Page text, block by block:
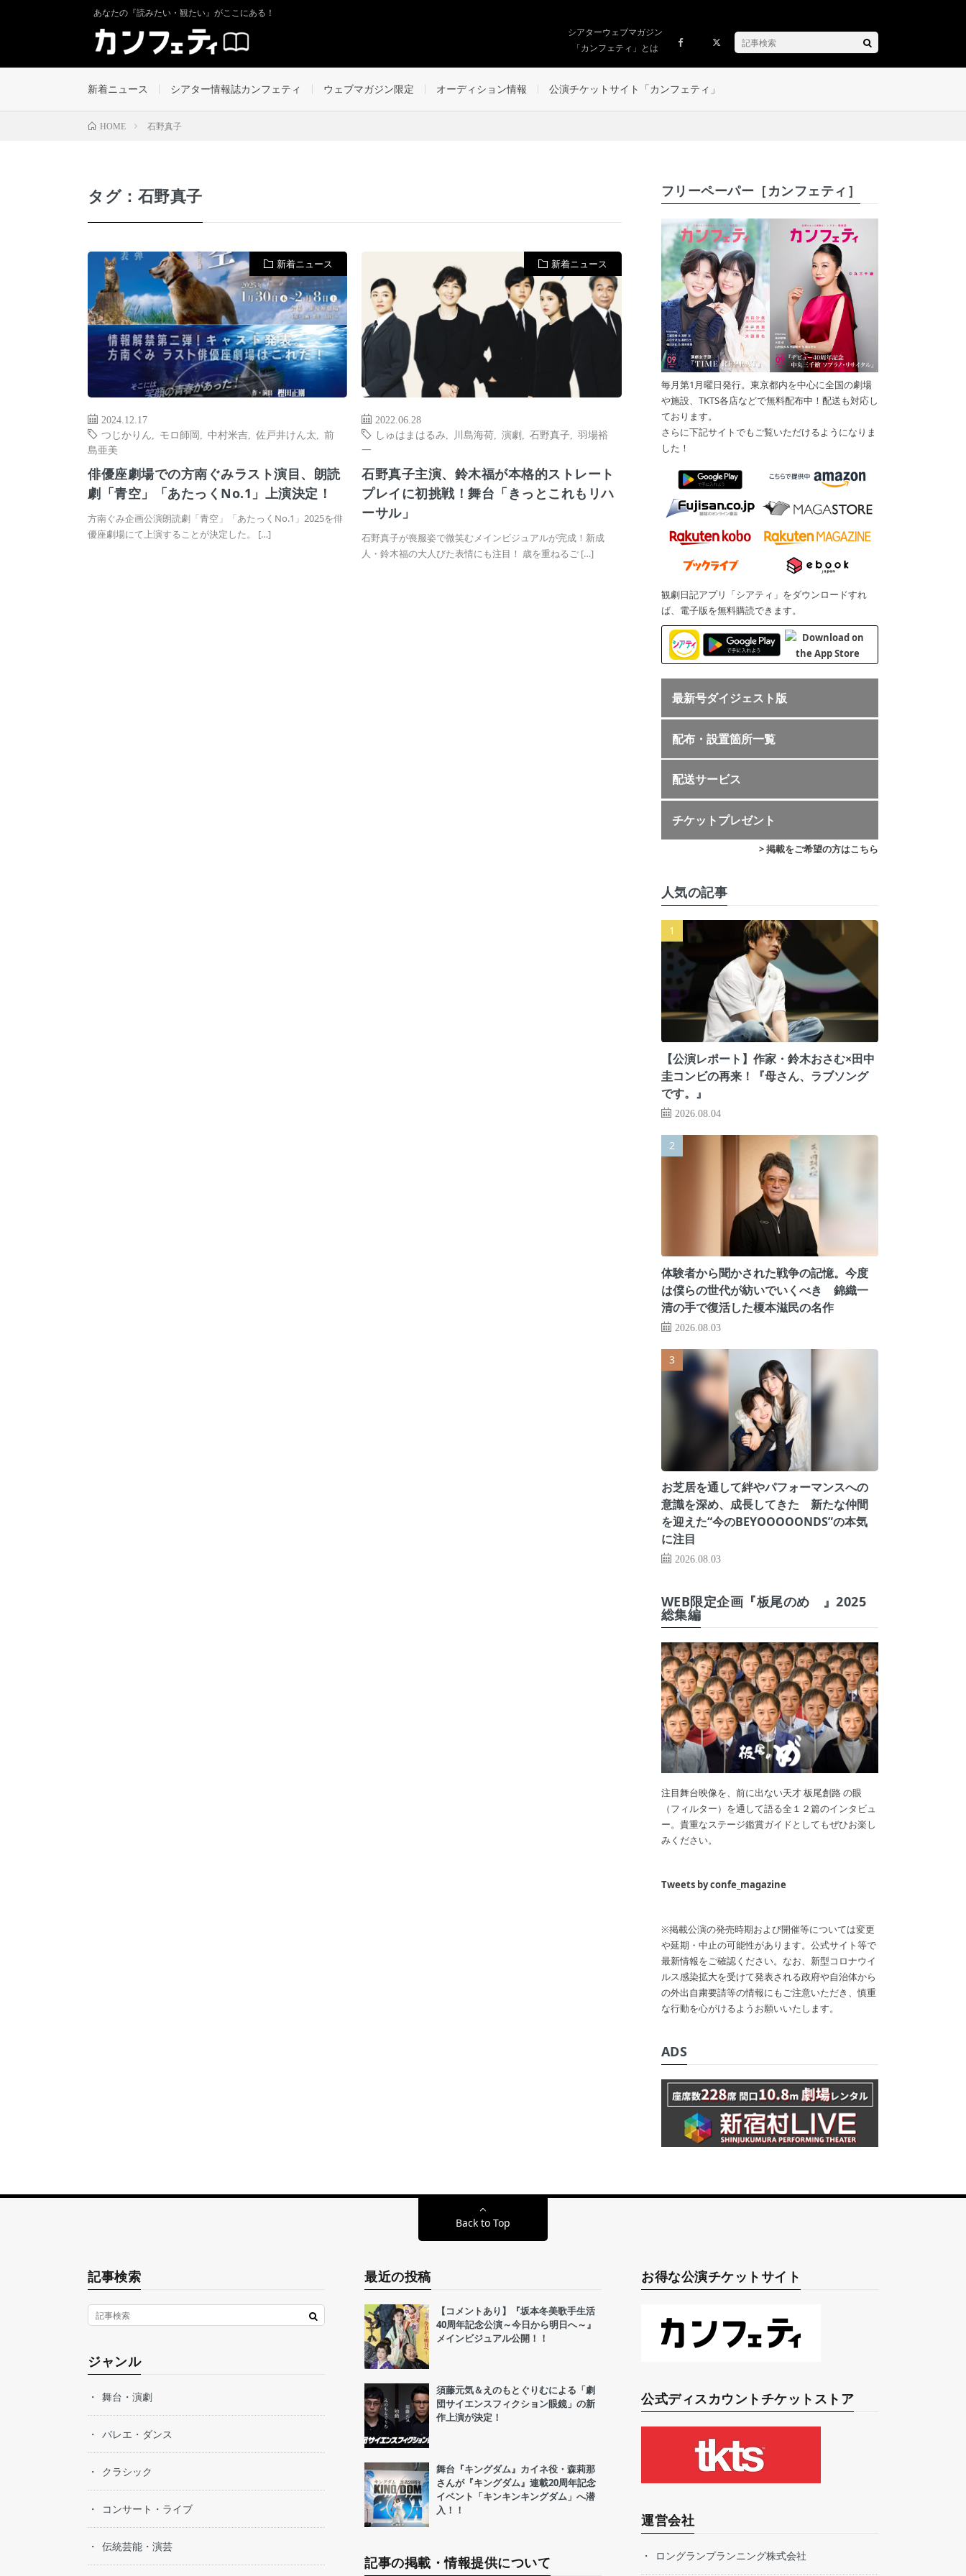
あなたの『読みたい・観たい』がここにある！
シアターウェブマガジン
「カンフェティ」とは
新着ニュース シアター情報誌カンフェティ ウェブマガジン限定 オーディション情報 公演チケットサイト「カンフェティ」
HOME 石野真子
タグ：石野真子
新着ニュース
2024.12.17
つじかりん
モロ師岡 中村米吉 佐戸井けん太
前
島亜美
俳優座劇場での方南ぐみラスト演目、朗読
劇「青空」「あたっくNo.1」上演決定！
方南ぐみ企画公演朗読劇「青空」「あたっくNo.1」2025を俳
優座劇場にて上演することが決定した。 […]
新着ニュース
2022.06.28
しゅはまはるみ
川島海荷 ,演劇 ,石野真子 ,羽場裕
一
石野真子主演、鈴木福が本格的ストレート
プレイに初挑戦！舞台「きっとこれもリハ
ーサル」
石野真子が喪服姿で微笑むメインビジュアルが完成！新成
人・鈴木福の大人びた表情にも注目！ 歳を重ねるご […]
フリーペーパー［カンフェティ］
毎月第1月曜日発行。東京都内を中心に全国の劇場
や施設、TKTS各店などで無料配布中！配送も対応し
ております。
さらに下記サイトでもご覧いただけるようになりま
した！
観劇日記アプリ「シアティ」をダウンロードすれ
ば、電子版を無料購読できます。
最新号ダイジェスト版
配布・設置箇所一覧
配送サービス
チケットプレゼント
> 掲載をご希望の方はこちら
人気の記事
【公演レポート】作家・鈴木おさむ×田中
圭コンビの再来！『母さん、ラブソング
です。』
2026.08.04
体験者から聞かされた戦争の記憶。今度
は僕らの世代が紡いでいくべき 錦織一
清の手で復活した榎本滋民の名作
2026.08.03
お芝居を通して絆やパフォーマンスへの
意識を深め、成長してきた 新たな仲間
を迎えた“今のBEYOOOOONDS”の本気
に注目
2026.08.03
WEB限定企画『板尾のめ゙』2025
総集編
注目舞台映像を、前に出ない天才 板尾創路 の眼
（フィルター）を通して語る全１２篇のインタビュ
ー。貴重なステージ鑑賞ガイドとしてもぜひお楽し
みください。
Tweets by confe_magazine
※掲載公演の発売時期および開催等については変更
や延期・中止の可能性があります。公式サイト等で
最新情報をご確認ください。なお、新型コロナウイ
ルス感染拡大を受けて発表される政府や自治体から
の外出自粛要請等の情報にもご注意いただき、慎重
な行動を心がけるようお願いいたします。
ADS
Back to Top
記事検索
ジャンル
舞台・演劇
バレエ・ダンス
クラシック
コンサート・ライブ
伝統芸能・演芸
最近の投稿
【コメントあり】『坂本冬美歌手生活
40周年記念公演～今日から明日へ～』
メインビジュアル公開！！
須藤元気＆えのもとぐりむによる「劇
団サイエンスフィクション眼鏡」の新
作上演が決定！
舞台『キングダム』カイネ役・森莉那
さんが『キングダム』連載20周年記念
イベント「キンキンキングダム」へ潜
入！！
記事の掲載・情報提供について
お得な公演チケットサイト
公式ディスカウントチケットストア
運営会社
ロングランプランニング株式会社